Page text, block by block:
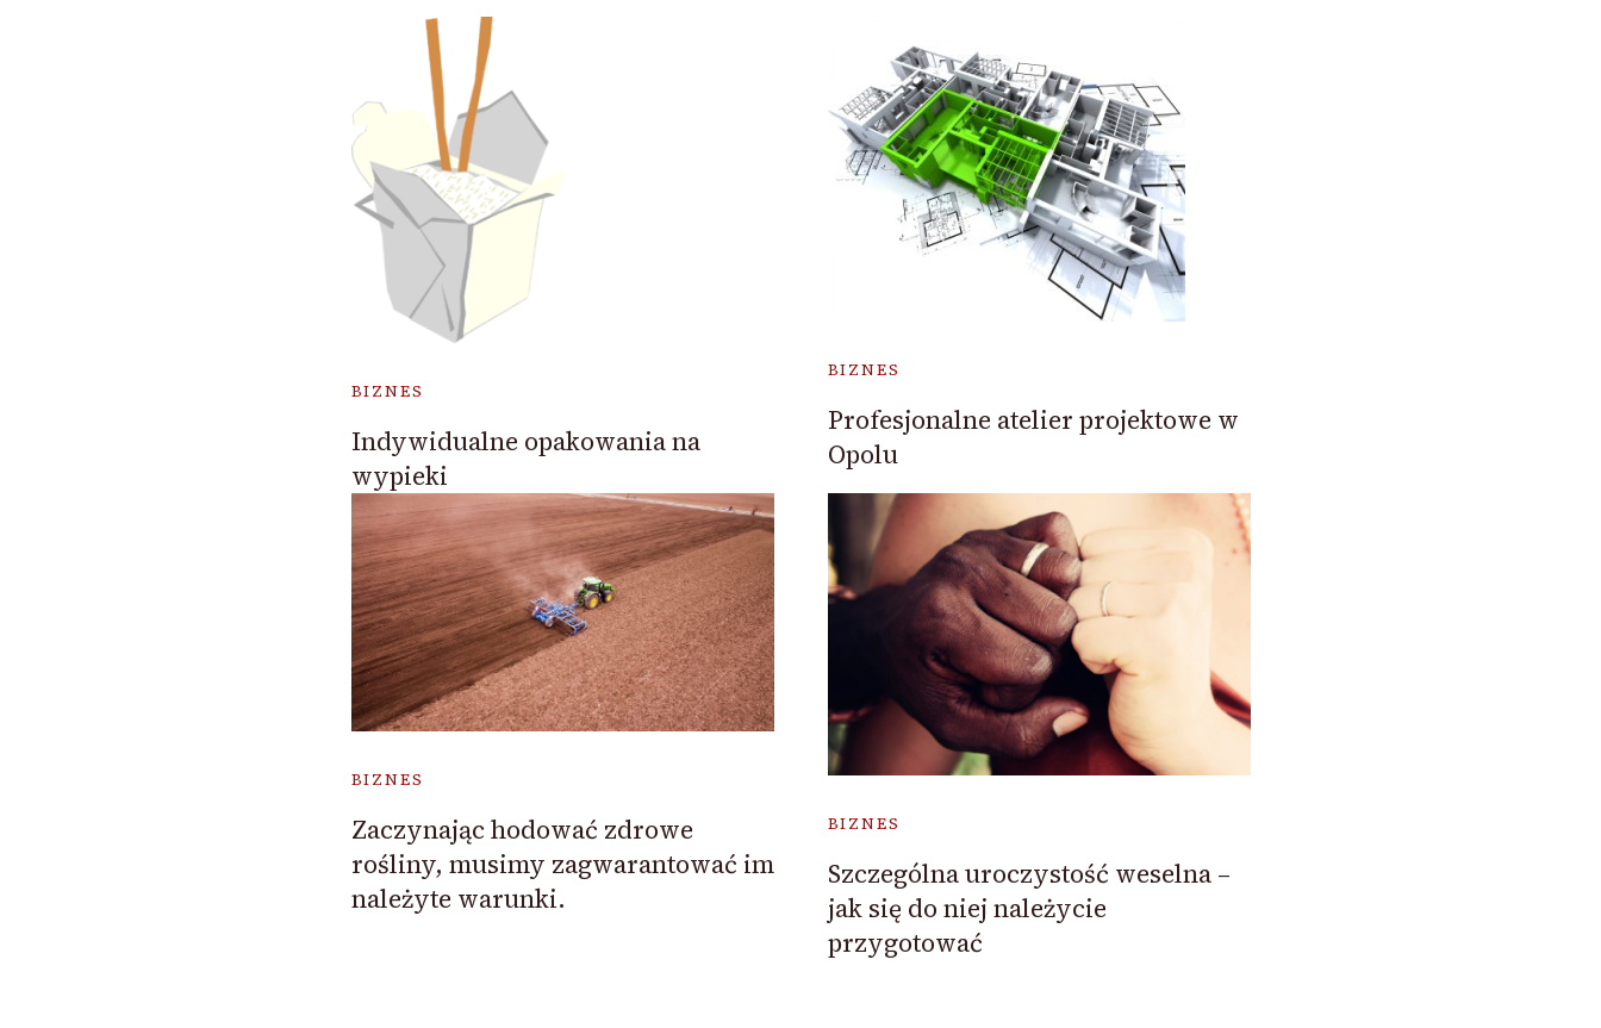
BIZNES
Indywidualne opakowania na
wypieki
BIZNES
Profesjonalne atelier projektowe w
Opolu
BIZNES
Zaczynając hodować zdrowe
rośliny, musimy zagwarantować im
należyte warunki.
BIZNES
Szczególna uroczystość weselna –
jak się do niej należycie
przygotować